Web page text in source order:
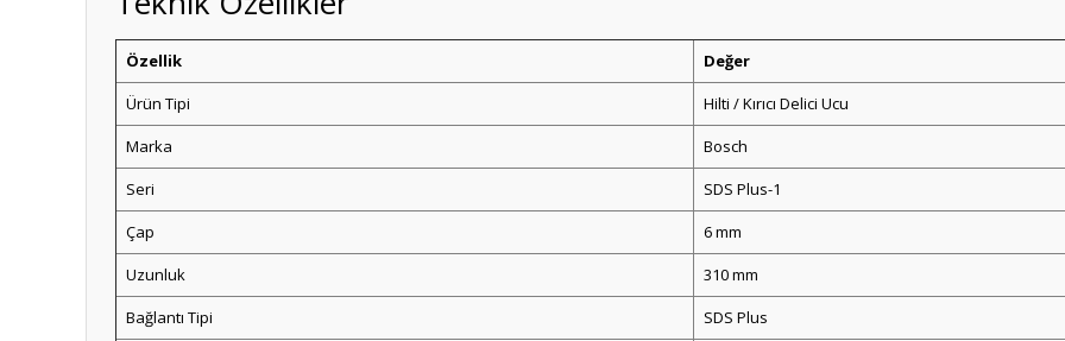
Özellik
Değer
Ürün Tipi
Hilti / Kırıcı Delici Ucu
Marka
Bosch
Seri
SDS Plus-1
Çap
6 mm
Uzunluk
310 mm
Bağlantı Tipi
SDS Plus